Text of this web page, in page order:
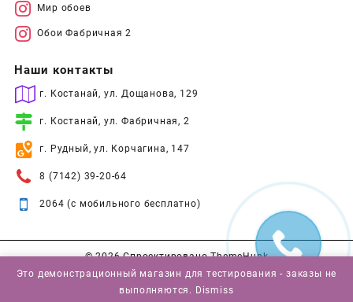
Мир обоев
Обои Фабричная 2
Наши контакты
г. Костанай, ул. Дощанова, 129
г. Костанай, ул. Фабричная, 2
г. Рудный, ул. Корчагина, 147
8 (7142) 39-20-64
2064 (с мобильного бесплатно)
© 2026Спроектировано ThemeHunk
Это демонстрационный магазин для тестирования - заказы не
выполняются. Dismiss